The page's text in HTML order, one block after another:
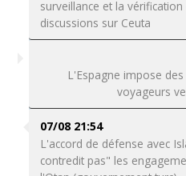
surveillance et la
discussions sur Ceuta
L'Espagne impose
voyageurs
07/08 21:54
L'accord de défense avec
contredit pas" les